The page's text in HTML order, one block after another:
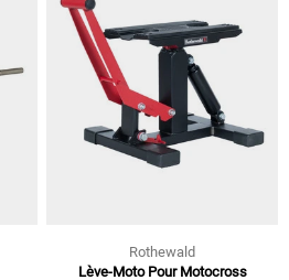
Rothewald
Lève-Moto Pour Motocross